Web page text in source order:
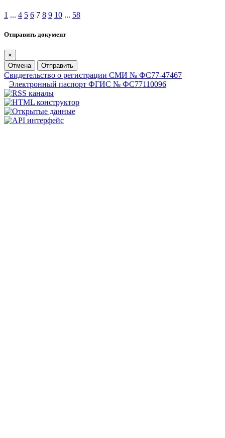
1 ... 4 5 6 7 8 9 10 ... 58
Отправить документ
×
Отмена
Отправить
Свидетельство о регистрации СМИ № ФС77-47467
Электронный паспорт ФГИС № ФС77110096